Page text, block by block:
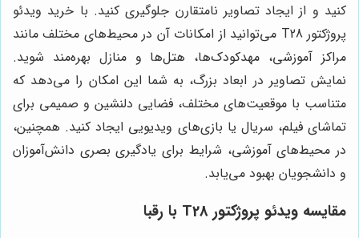
کنید و از ایجاد تصاویر نامتقارن جلوگیری کنید. با خرید ویدئو
پروژکتور T28 می‌توانید از امکانات آن در محیط‌های مختلف مانند
مراکز آموزشی، مهدکودک‌ها، هتل‌ها و منازل بهره‌مند شوید.
نمایش تصاویر در ابعاد بزرگ، به شما این امکان را می‌دهد که
متناسب با موقعیت‌های مختلف، فضایی دلنشین و صمیمی برای
تماشای فیلم، سریال یا بازی‌های ویدیویی ایجاد کنید. همچنین،
در محیط‌های آموزشی، شرایط برای یادگیری بصری دانش‌آموزان
و دانشجویان بهبود می‌یابد.
مقایسه ویدئو پروژکتور T28 با رقبا